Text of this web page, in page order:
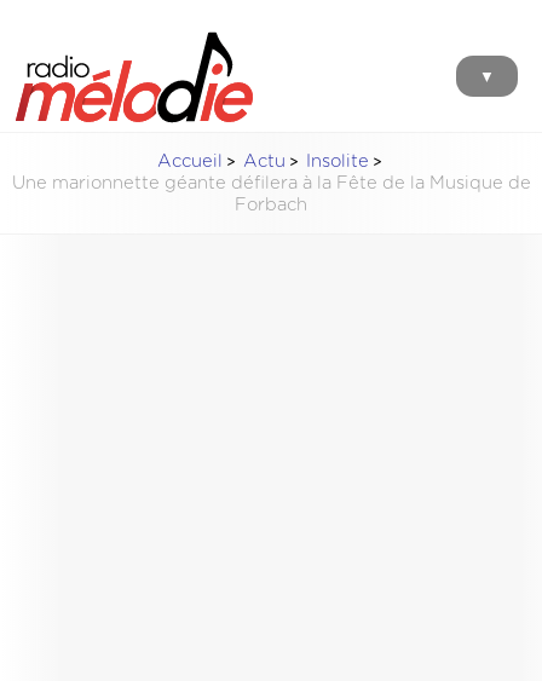
▼
Accueil Actu
Insolite
Une marionnette géante défilera à la Fête de la Musique de
Forbach